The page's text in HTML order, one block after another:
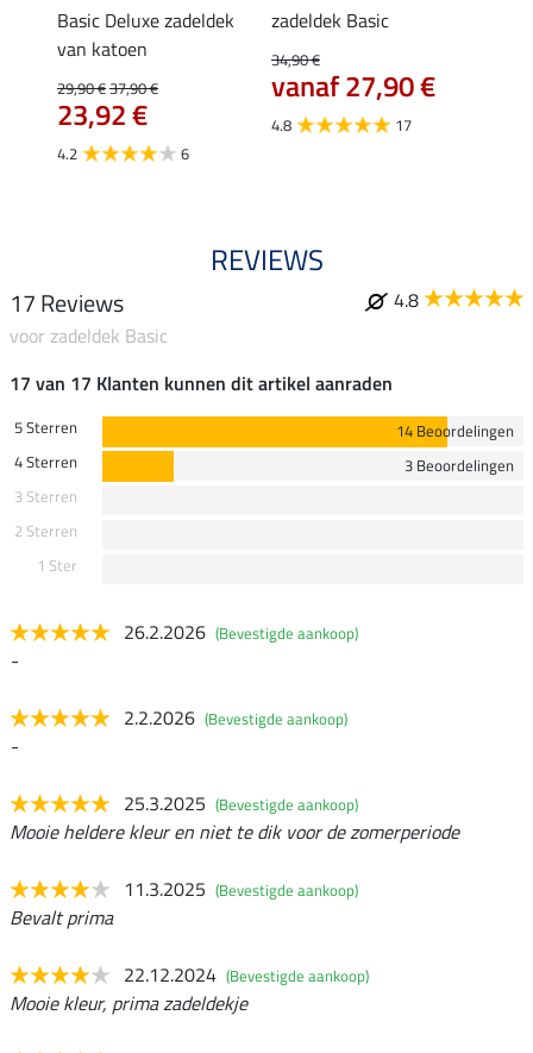
Basic Deluxe zadeldek
van katoen
29,90 €37,90 €
23,92 €
4.2 6
zadeldek Basic
34,90 €
vanaf 27,90 €
4.8 17
REVIEWS
17 Reviews
4.8
voor zadeldek Basic
17 van 17 Klanten kunnen dit artikel aanraden
5 Sterren
14 Beoordelingen
4 Sterren
3 Beoordelingen
3 Sterren
2 Sterren
1 Ster
26.2.2026 (Bevestigde aankoop)
-
2.2.2026 (Bevestigde aankoop)
-
25.3.2025 (Bevestigde aankoop)
Mooie heldere kleur en niet te dik voor de zomerperiode
11.3.2025 (Bevestigde aankoop)
Bevalt prima
22.12.2024 (Bevestigde aankoop)
Mooie kleur, prima zadeldekje